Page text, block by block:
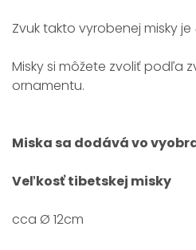
Zvuk takto vyrobenej misky je
Misky si môžete zvoliť podľa
ornamentu.
Miska sa dodává vo
Veľkosť tibetskej misky
cca Ø 12cm